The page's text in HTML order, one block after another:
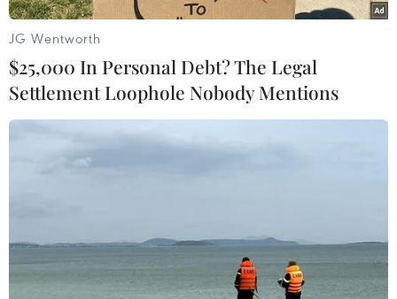
#Thủy sản
JG Wentworth
$25,000 In Personal Debt? The Legal
Settlement Loophole Nobody Mentions